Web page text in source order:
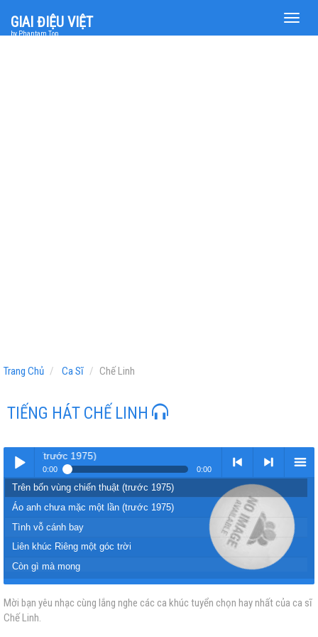
Toggle
GIAI ĐIỆU VIỆT
by Phantam Top
Trang Chủ Ca Sĩ Chế Linh
TIẾNG HÁT CHẾ LINH
Play /
pause
thuật (trước 1975)
0:00 0:00
<
previous
> nextmenu
Trên bốn vùng chiến thuật (trước 1975)
Áo anh chưa mặc một lần (trước 1975)
Tình vỗ cánh bay
Liên khúc Riêng một góc trời
Còn gì mà mong
Giữa trời thương nhớ
Xin tròn tuổi loạn
Mời bạn yêu nhạc cùng lắng nghe các ca khúc tuyển chọn hay nhất của ca sĩ
Chế Linh.